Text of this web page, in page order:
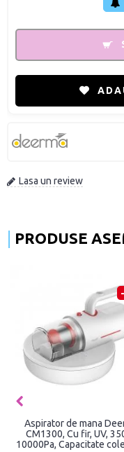
Lasa un review
PRODUSE
Aspirator de mana
CM1300, Cu fir, UV,
10000Pa, Capacitate